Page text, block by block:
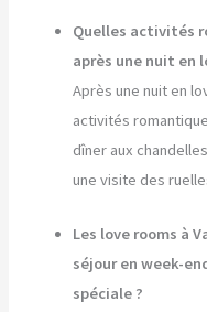
Quelles activités
après une nuit en
Après une nuit en
activités
dîner aux
une visite des
Les love rooms à
séjour en week-
spéciale ?